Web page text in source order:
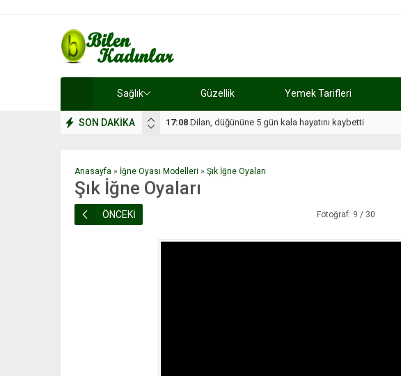
Sağlık Güzellik Yemek Tarifleri
SON DAKİKA 17:08 Dilan, düğününe 5 gün kala hayatını kaybetti
Anasayfa » İğne Oyası Modelleri » Şık İğne Oyaları
Şık İğne Oyaları
ÖNCEKİ Fotoğraf: 9 / 30